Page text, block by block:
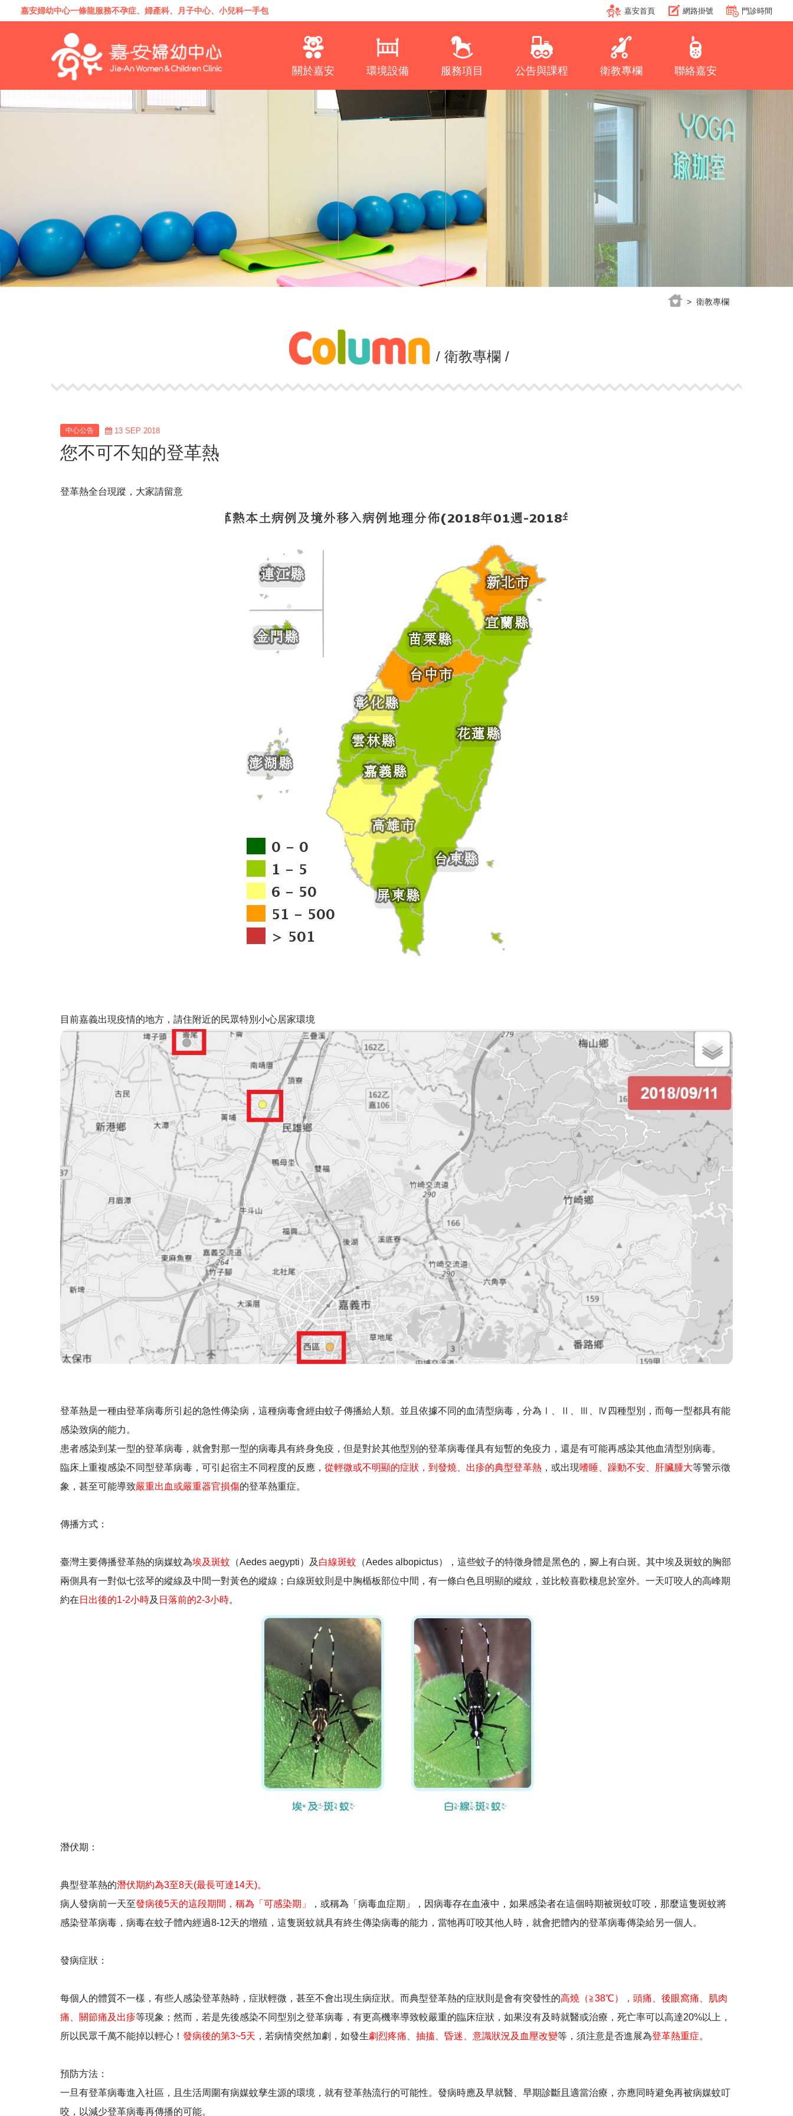
嘉安婦幼中心一條龍服務不孕症、 婦產科、 月子中心、 小兒科一手包 門診時間
網路掛號
嘉安首頁
關於嘉安 環境設備 服務項目 公告與課程 衛教專欄 聯絡嘉安
> 衛教專欄
/ 衛教專欄 /
中心公告 13 SEP 2018
您不可不知的登革熱
登革熱全台現蹤，大家請留意
目前嘉義出現疫情的地方，請住附近的民眾特別小心居家環境
登革熱是一種由登革病毒所引起的急性傳染病，這種病毒會經由蚊子傳播給人類。並且依據不同的血清型病毒，分為Ⅰ、Ⅱ、Ⅲ、Ⅳ四種型別，而每一型都具有能
感染致病的能力。
患者感染到某一型的登革病毒，就會對那一型的病毒具有終身免疫，但是對於其他型別的登革病毒僅具有短暫的免疫力，還是有可能再感染其他血清型別病毒。
臨床上重複感染不同型登革病毒，可引起宿主不同程度的反應， 從輕微或不明顯的症狀，到發燒、出疹的典型登革熱 ，或出現嗜睡、躁動不安、肝臟腫大等警示徵
象，甚至可能導致嚴重出血或嚴重器官損傷的登革熱重症。
傳播方式：
臺灣主要傳播登革熱的病媒蚊為埃及斑蚊 （Aedes aegypti）及 白線斑蚊 （Aedes albopictus），這些蚊子的特徵身體是黑色的，腳上有白斑。其中埃及斑蚊的胸部
兩側具有一對似七弦琴的縱線及中間一對黃色的縱線；白線斑蚊則是中胸楯板部位中間，有一條白色且明顯的縱紋，並比較喜歡棲息於室外。一天叮咬人的高峰期
約在 日出後的1-2小時及 日落前的2-3小時。
潛伏期：
典型登革熱的潛伏期約為3至8天(最長可達14天)。
病人發病前一天至發病後5天的這段期間，稱為「可感染期」
，或稱為「病毒血症期」，因病毒存在血液中，如果感染者在這個時期被斑蚊叮咬，那麼這隻斑蚊將
感染登革病毒，病毒在蚊子體內經過8-12天的增殖，這隻斑蚊就具有終生傳染病毒的能力，當牠再叮咬其他人時，就會把體內的登革病毒傳染給另一個人。
發病症狀：
每個人的體質不一樣，有些人感染登革熱時，症狀輕微，甚至不會出現生病症狀。而典型登革熱的症狀則是會有突發性的高燒（≧38℃），頭痛、後眼窩痛、肌肉
痛、關節痛及出疹等現象；然而，若是先後感染不同型別之登革病毒，有更高機率導致較嚴重的臨床症狀，如果沒有及時就醫或治療，死亡率可以高達20%以上，
所以民眾千萬不能掉以輕心！ 發病後的第3~5天 ，若病情突然加劇，如發生劇烈疼痛、抽搐、昏迷、意識狀況及血壓改變等，須注意是否進展為登革熱重症。
預防方法：
一旦有登革病毒進入社區，且生活周圍有病媒蚊孳生源的環境，就有登革熱流行的可能性。發病時應及早就醫、早期診斷且適當治療，亦應同時避免再被病媒蚊叮
咬，以減少登革病毒再傳播的可能。